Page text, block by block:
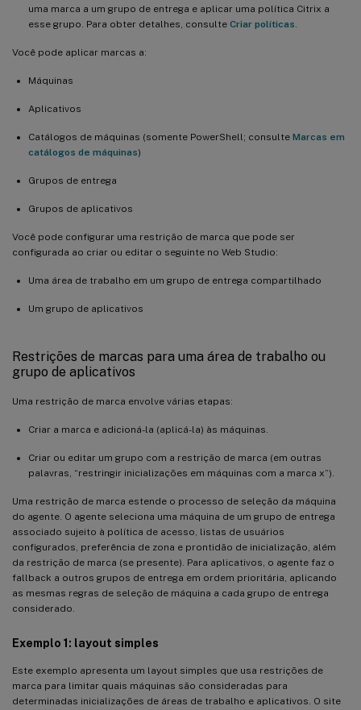
uma marca a um grupo de entrega e aplicar uma política Citrix a
esse grupo. Para obter detalhes, consulte Criar políticas
Você pode aplicar marcas a:
Máquinas
Aplicativos
Catálogos de máquinas (somente PowerShell; consulte Marcas em
catálogos de máquinas)
Grupos de entrega
Grupos de aplicativos
Você pode configurar uma restrição de marca que pode ser
configurada ao criar ou editar o seguinte no Web Studio:
Uma área de trabalho em um grupo de entrega compartilhado
Um grupo de aplicativos
Restrições de marcas para uma área de trabalho ou
grupo de aplicativos
Uma restrição de marca envolve várias etapas:
Criar a marca e adicioná-la (aplicá-la) às máquinas.
Criar ou editar um grupo com a restrição de marca (em outras
palavras, “restringir inicializações em máquinas com a marca x”).
Uma restrição de marca estende o processo de seleção da máquina
do agente. O agente seleciona uma máquina de um grupo de entrega
associado sujeito à política de acesso, listas de usuários
configurados, preferência de zona e prontidão de inicialização, além
da restrição de marca (se presente). Para aplicativos, o agente faz o
fallback a outros grupos de entrega em ordem prioritária, aplicando
as mesmas regras de seleção de máquina a cada grupo de entrega
considerado.
Exemplo 1: layout simples
Este exemplo apresenta um layout simples que usa restrições de
marca para limitar quais máquinas são consideradas para
determinadas inicializações de áreas de trabalho e aplicativos. O site